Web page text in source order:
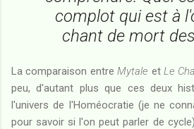
complot qui est à
chant de mort
La comparaison entreMytale etLe
peu, d'autant plus que ces deux
l'univers de l'Homéocratie (je ne
pour savoir si l'on peut parler de